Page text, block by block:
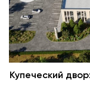
Купеческий